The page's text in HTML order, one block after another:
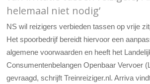
helemaal niet nodig’
NS wil reizigers verbieden tassen op vrije
Het spoorbedrijf bereidt hiervoor een
algemene voorwaarden en heeft het
Consumentenbelangen Openbaar Vervoer
gevraagd, schrijft Treinreiziger.nl. Arriva